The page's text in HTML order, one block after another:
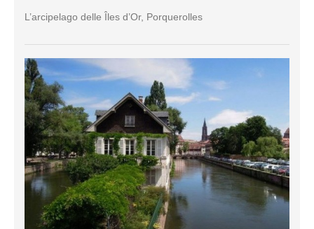
L’arcipelago delle Îles d’Or, Porquerolles